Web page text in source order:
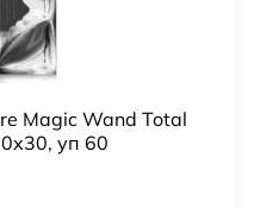
Magic Wand Total
уп 60